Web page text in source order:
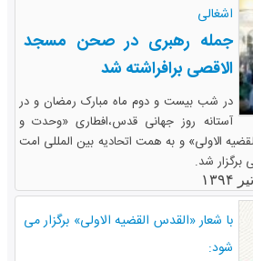
اشغالی
جمله رهبری در صحن مسجد
الاقصی برافراشته شد
در شب بیست و دوم ماه مبارک رمضان و در
آستانه روز جهانی قدس،افطاری «وحدت و
الاولی» و به همت اتحادیه بین المللی امت
شد.
با شعار «القدس القضیه الاولی» برگزار می
شود: